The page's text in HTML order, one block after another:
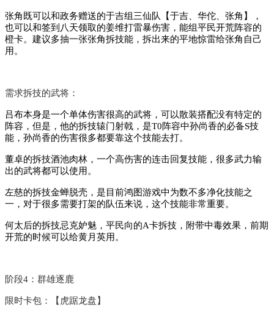
张角既可以和政务赠送的于吉组三仙队【于吉、华佗、张角】，
也可以和签到八天领取的姜维打雷暴伤害，能组平民开荒阵容的
橙卡。建议多抽一张张角拆技能，拆出来的平地惊雷给张角自己
用。
需求拆技的武将：
吕布本身是一个单体伤害很高的武将，可以散装搭配没有特定的
阵容，但是，他的拆技辕门射戟，是T0阵容中孙尚香的必备S技
能，孙尚香的伤害很多都要靠这个技能去打。
董卓的拆技酒池肉林，一个高伤害的连击回复技能，很多武力输
出的武将都可以使用。
左慈的拆技金蝉脱壳，是目前鸿图游戏中为数不多净化技能之
一，对于很多需要打架的队伍来说，这个技能非常重要。
何太后的拆技忌克妒魅，平民向的A卡拆技，附带中毒效果，前期
开荒的时候可以给黄月英用。
阶段4：群雄逐鹿
限时卡包：【虎踞龙盘】